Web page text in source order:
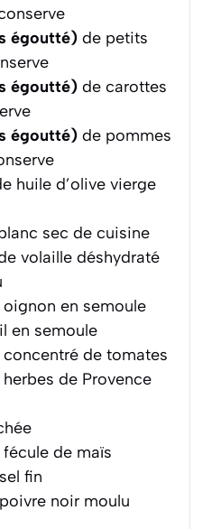
égoutté) de petits
égoutté) de carottes
égoutté) de pommes
huile d’olive vierge
sec de cuisine
volaille déshydraté
en semoule
en semoule
concentré de tomates
de Provence
de maïs
fin
noir moulu